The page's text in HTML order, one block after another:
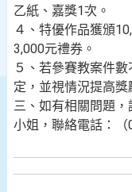
乙紙、嘉獎1次。
４、特優作品獲頒
3,000元禮券。
５、若參賽教案件
定，並視情況提高獎
三、如有相關問題
小姐，聯絡電話：（